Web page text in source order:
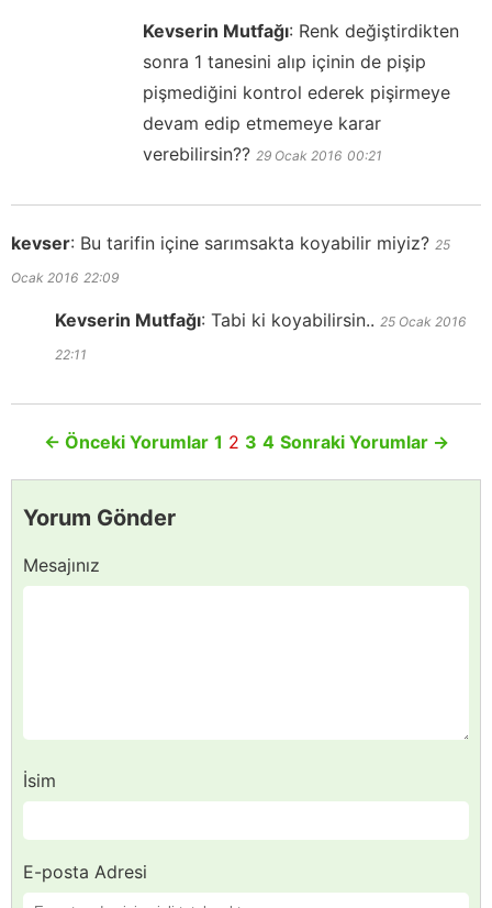
Kevserin Mutfağı: Renk değiştirdikten
sonra 1 tanesini alıp içinin de pişip
pişmediğini kontrol ederek pişirmeye
devam edip etmemeye karar
verebilirsin?? 29 Ocak 2016 00:21
kevser: Bu tarifin içine sarımsakta koyabilir miyiz? 25
Ocak 2016 22:09
Kevserin Mutfağı: Tabi ki koyabilirsin.. 25 Ocak 2016
22:11
← Önceki Yorumlar 1 2 3 4 Sonraki Yorumlar →
Yorum Gönder
Mesajınız
İsim
E-posta Adresi